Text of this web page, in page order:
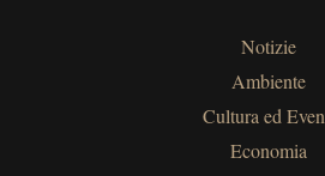
Notizie
Ambiente
Cultura ed
Economia